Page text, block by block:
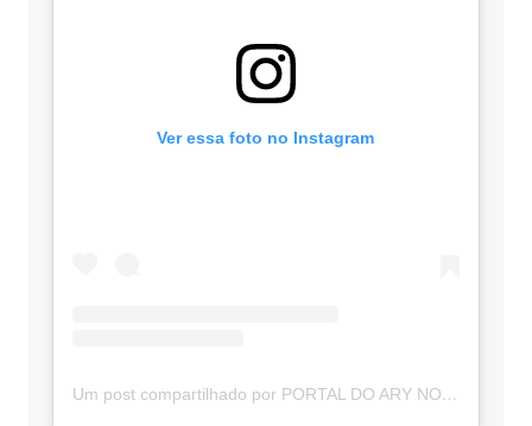
Ver essa foto no Instagram
Um post compartilhado por PORTAL DO ARY NOTÍCIAS (@portaldoarynoticias)